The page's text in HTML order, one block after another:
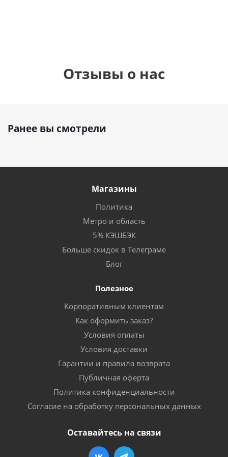
Отзывы о нас
Ранее вы смотрели
Магазины
Политика
Метро и область
5% КЭШБЭК
Больше скидок в Телеграме
Блог
Полезное
Корпоративным клиентам
Как оформить заказ?
Условия оплаты
Условия доставки
Гарантии и правила возврата
Публичная оферта
Политика конфиденциальности
Согласие на обработку персональных данных
Оставайтесь на связи